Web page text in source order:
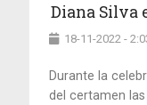
Diana Silva
18-11-2022 -
Durante la
del certamen las